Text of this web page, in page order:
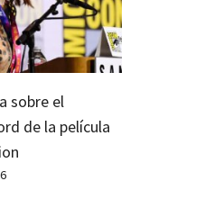
sobre el
de la película